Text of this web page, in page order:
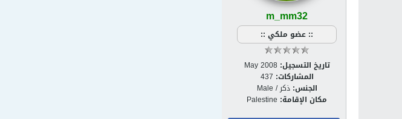
m_mm32
:: عضو ملكي ::
تاريخ التسجيل: May 2008
المشاركات: 437
الجنس: ذكر / Male
مكان الإقامة: Palestine